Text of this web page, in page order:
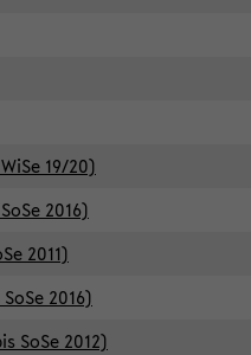
19/20)
2016)
2011)
2016)
SoSe 2012)